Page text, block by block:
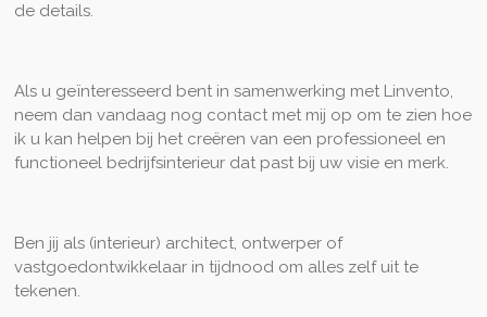
de details.
Als u geïnteresseerd bent in samenwerking met Linvento,
neem dan vandaag nog contact met mij op om te zien hoe
ik u kan helpen bij het creëren van een professioneel en
functioneel bedrijfsinterieur dat past bij uw visie en merk.
Ben jij als (interieur) architect, ontwerper of
vastgoedontwikkelaar in tijdnood om alles zelf uit te
tekenen.